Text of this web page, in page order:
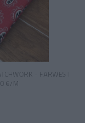
- FARWEST
€/M